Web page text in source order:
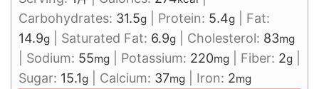
Carbohydrates: 31.5g Protein: 5.4g
Fat:
14.9g Saturated Fat: 6.9g Cholesterol: 83mg
Sodium: 55mg Potassium: 220mg Fiber: 2g
Sugar: 15.1g Calcium: 37mg Iron: 2mg